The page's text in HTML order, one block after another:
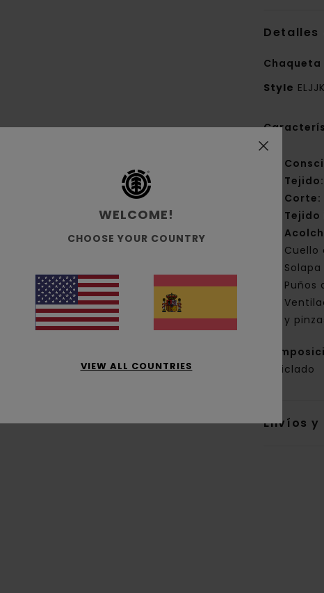
Chaqueta
Style
Tejido:
Corte:
Cuello
Puños
y
reciclado
Envíos y
WELCOME!
CHOOSE YOUR COUNTRY
VIEW ALL COUNTRIES